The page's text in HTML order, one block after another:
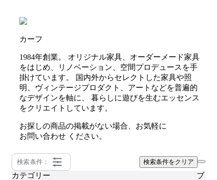
カーフ
1984年創業。 オリジナル家具、オーダーメード家具
をはじめ、リノベーション、空間プロデュースを手
掛けています。 国内外からセレクトした家具や照
明、ヴィンテージプロダクト、アートなどを普遍的
なデザインを軸に、 暮らしに遊びを生むエッセンス
をクリエイトしています。
お探しの商品の掲載がない場合、お気軽に
お問い合わせ ください。
検索条件： 検索条件をクリア
カテゴリー ブラ